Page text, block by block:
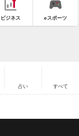
ビジネス eスポーツ
占い すべて